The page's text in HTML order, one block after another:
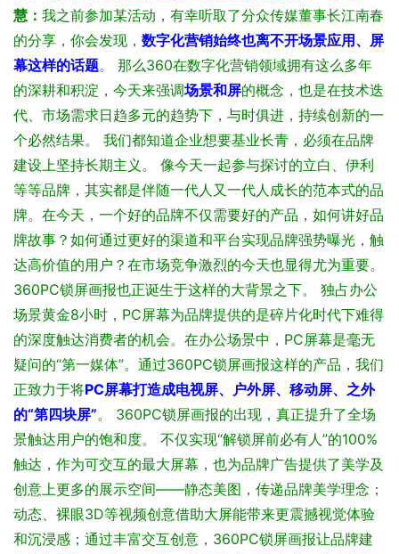
慧： 我之前参加某活动，有幸听取了分众传媒董事长江南春
的分享，你会发现， 数字化营销始终也离不开场景应用、屏
幕这样的话题。
那么360在数字化营销领域拥有这么多年
的深耕和积淀，今天来强调场景和屏的概念，也是在技术迭
代、市场需求日趋多元的趋势下，与时俱进，持续创新的一
个必然结果。
我们都知道企业想要基业长青，必须在品牌
建设上坚持长期主义。
像今天一起参与探讨的立白、伊利
等等品牌，其实都是伴随一代人又一代人成长的范本式的品
牌。在今天，一个好的品牌不仅需要好的产品，如何讲好品
牌故事？如何通过更好的渠道和平台实现品牌强势曝光，触
达高价值的用户？在市场竞争激烈的今天也显得尤为重要。
360PC锁屏画报也正诞生于这样的大背景之下。
独占办公
场景黄金8小时，PC屏幕为品牌提供的是碎片化时代下难得
的深度触达消费者的机会。在办公场景中，PC屏幕是毫无
疑问的“第一媒体”。通过360PC锁屏画报这样的产品，我们
正致力于将PC屏幕打造成电视屏、户外屏、移动屏、之外
的“第四块屏”。
360PC锁屏画报的出现，真正提升了全场
景触达用户的饱和度。
不仅实现“解锁屏前必有人”的100%
触达，作为可交互的最大屏幕，也为品牌广告提供了美学及
创意上更多的展示空间——静态美图，传递品牌美学理念；
动态、裸眼3D等视频创意借助大屏能带来更震撼视觉体验
和沉浸感；通过丰富交互创意，360PC锁屏画报让品牌建